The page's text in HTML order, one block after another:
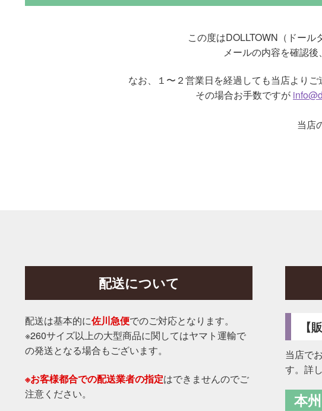
この度はDOLLTOWN（ドール
メールの内容を確認
なお、１〜２営業日を経過しても当店より
その場合お手数ですが
当店
配送について
配送は基本的に佐川急便でのご対応となります。
※260サイズ以上の大型商品に関してはヤマト運輸で
の発送となる場合もございます。
※お客様都合での配送業者の指定はできませんのでご
注意ください。
【
当店で
す。詳
本